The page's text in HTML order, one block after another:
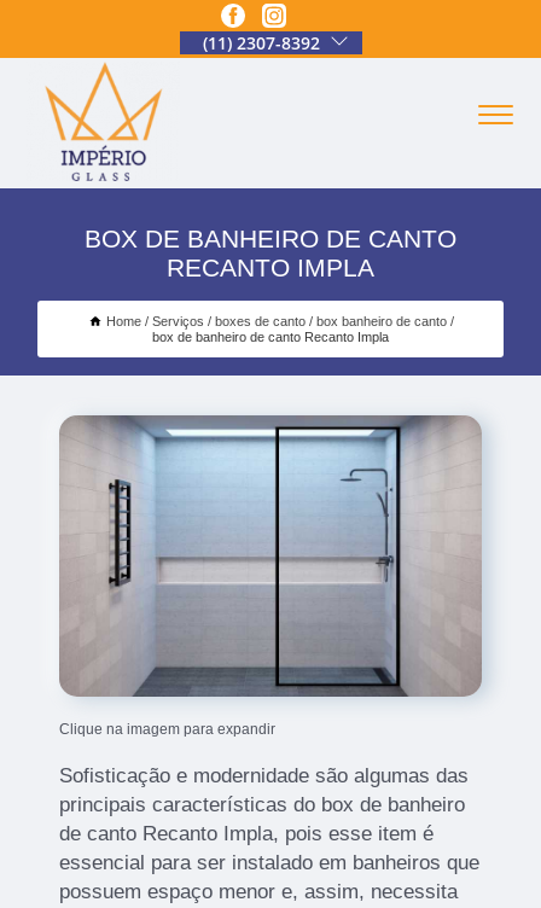
(11) 2307-8392
BOX DE BANHEIRO DE CANTO
RECANTO IMPLA
Home Serviços boxes de canto
box banheiro de canto
box de banheiro de canto Recanto Impla
Clique na imagem para expandir
Sofisticação e modernidade são algumas das
principais características do box de banheiro
de canto Recanto Impla, pois esse item é
essencial para ser instalado em banheiros que
possuem espaço menor e, assim, necessita